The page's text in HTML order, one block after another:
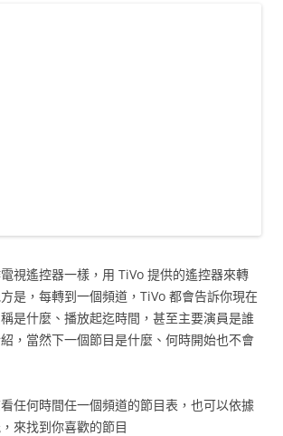
視遙控器一樣，用 TiVo 提供的遙控器來轉
是，每轉到一個頻道，TiVo 都會告訴你現在
是什麼、播放起迄時間，甚至主要演員是誰
，當然下一個節目是什麼、何時開始也不會
任何時間任一個頻道的節目表，也可以依據
來找到你喜歡的節目